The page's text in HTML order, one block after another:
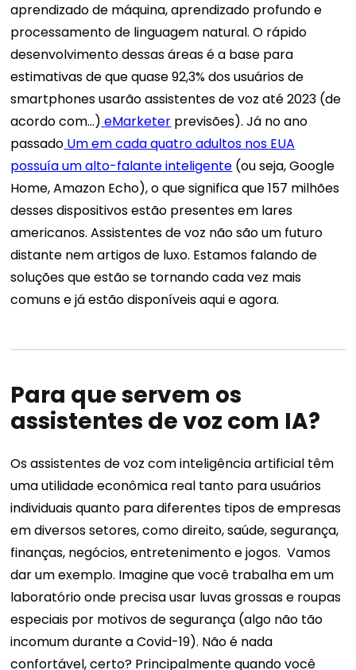
aprendizado de máquina, aprendizado profundo e
processamento de linguagem natural. O rápido
desenvolvimento dessas áreas é a base para
estimativas de que quase 92,3% dos usuários de
smartphones usarão assistentes de voz até 2023 (de
acordo com...) eMarketer previsões). Já no ano
passado Um em cada quatro adultos nos EUA
possuía um alto-falante inteligente (ou seja, Google
Home, Amazon Echo), o que significa que 157 milhões
desses dispositivos estão presentes em lares
americanos. Assistentes de voz não são um futuro
distante nem artigos de luxo. Estamos falando de
soluções que estão se tornando cada vez mais
comuns e já estão disponíveis aqui e agora.
Para que servem os
assistentes de voz com IA?
Os assistentes de voz com inteligência artificial têm
uma utilidade econômica real tanto para usuários
individuais quanto para diferentes tipos de empresas
em diversos setores, como direito, saúde, segurança,
finanças, negócios, entretenimento e jogos. Vamos
dar um exemplo. Imagine que você trabalha em um
laboratório onde precisa usar luvas grossas e roupas
especiais por motivos de segurança (algo não tão
incomum durante a Covid-19). Não é nada
confortável, certo? Principalmente quando você